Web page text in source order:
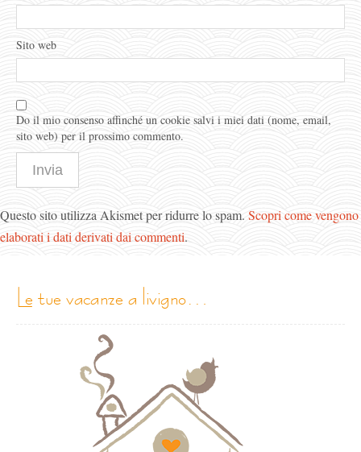
Sito web
Do il mio consenso affinché un cookie salvi i miei dati (nome, email,
sito web) per il prossimo commento.
Questo sito utilizza Akismet per ridurre lo spam. Scopri come vengono
elaborati i dati derivati dai commenti.
le tue vacanze a livigno…